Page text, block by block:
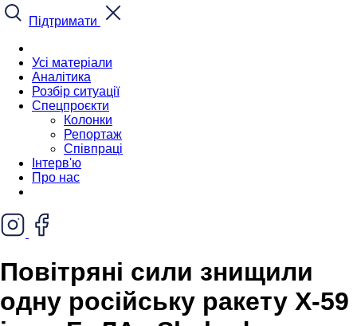
Підтримати
Усі матеріали
Аналітика
Розбір ситуації
Спецпроєкти
Колонки
Репортаж
Співпраці
Інтерв'ю
Про нас
Повітряні сили знищили
одну російську ракету Х-59